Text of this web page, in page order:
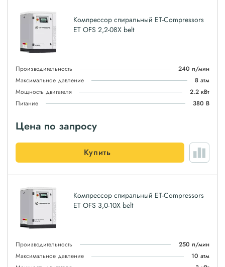
Компрессор спиральный ET-Compressors
ET OFS 2,2-08X belt
Производительность
240 л/мин
Максимальное давление
8 атм
Мощность двигателя
2.2 кВт
Питание
380 В
Цена по запросу
Купить
Компрессор спиральный ET-Compressors
ET OFS 3,0-10X belt
Производительность
250 л/мин
Максимальное давление
10 атм